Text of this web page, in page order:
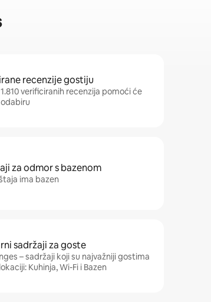
recenzije gostiju
verificiranih recenzija pomoći će
za odmor s bazenom
ima bazen
sadržaji za goste
– sadržaji koji su najvažniji gostima
Kuhinja, Wi-Fi i Bazen